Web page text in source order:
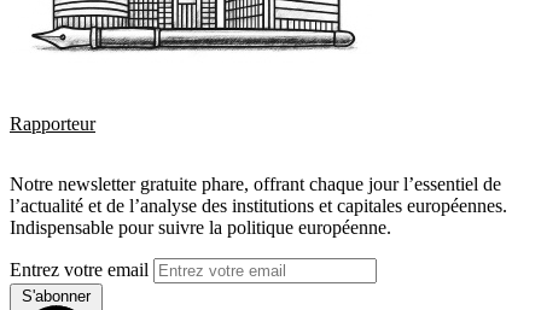
Rapporteur
Notre newsletter gratuite phare, offrant chaque jour l’essentiel de
l’actualité et de l’analyse des institutions et capitales européennes.
Indispensable pour suivre la politique européenne.
Entrez votre email
S'abonner